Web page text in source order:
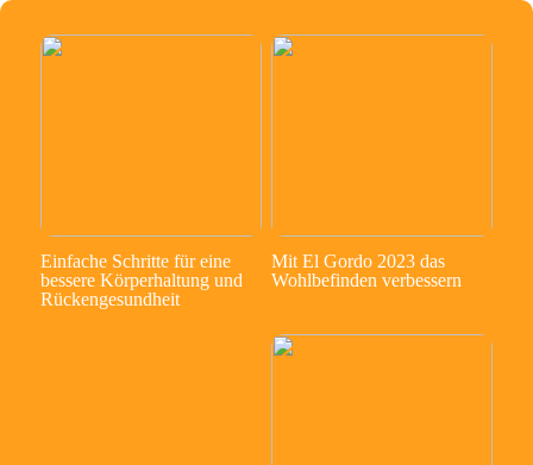
Einfache Schritte für eine
bessere Körperhaltung und
Rückengesundheit
Mit El Gordo 2023 das
Wohlbefinden verbessern